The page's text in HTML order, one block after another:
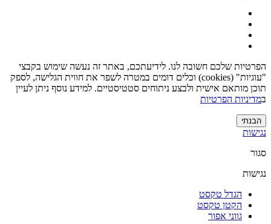
הפרטיות שלכם חשובה לנו. לידיעתכם, באתר זה נעשה שימוש בקבצי
"עוגיות" (cookies) וכלים דומים במטרה לשפר את חווית הגלישה, לספק
תוכן מותאם אישית ולבצע ניתוחים סטטיסטיים. למידע נוסף ניתן לעיין
במדיניות הפרטיות
הבנתי
נגישות
סגור
נגישות
הגדל טקסט
הקטן טקסט
גווני אפור